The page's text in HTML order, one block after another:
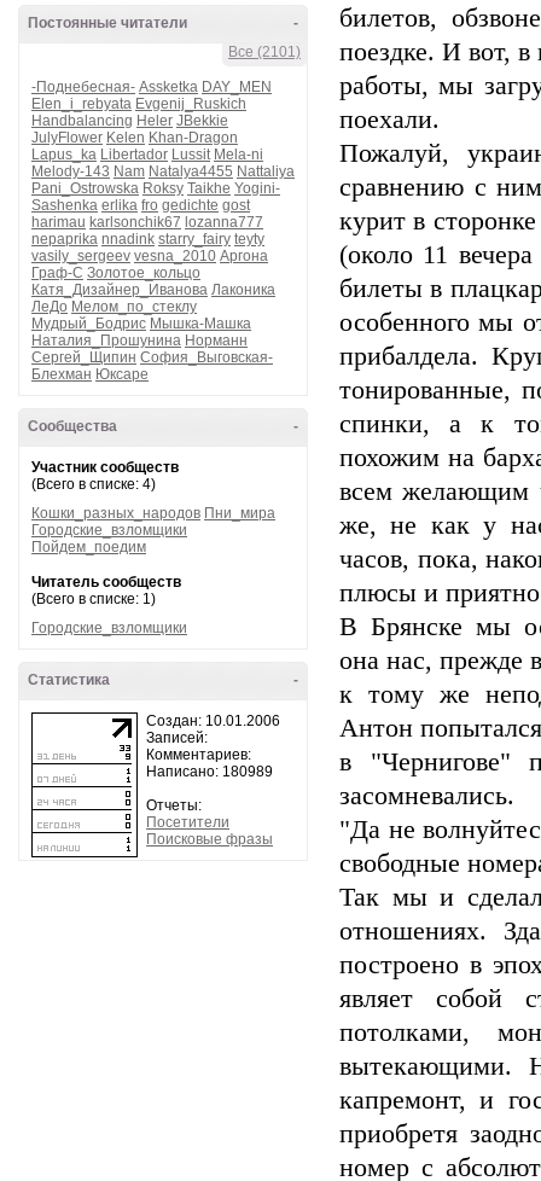
-
Постоянные читатели
Все (2101)
-Поднебесная- Assketka DAY_MEN
Elen_i_rebyata Evgenij_Ruskich
Handbalancing Heler JBekkie
JulyFlower Kelen Khan-Dragon
Lapus_ka Libertador Lussit Mela-ni
Melody-143 Nam Natalya4455 Nattaliya
Pani_Ostrowska Roksy Taikhe Yogini-
Sashenka erlika fro gedichte gost
harimau karlsonchik67 lozanna777
nepaprika nnadink starry_fairy teyty
vasily_sergeev vesna_2010 Аргона
Граф-С Золотое_кольцо
Катя_Дизайнер_Иванова Лаконика
ЛеДо Мелом_по_стеклу
Мудрый_Бодрис Мышка-Машка
Наталия_Прошунина Норманн
Сергей_Щипин София_Выговская-
Блехман Юксаре
-
Сообщества
Участник сообществ
(Всего в списке: 4)
Кошки_разных_народов Пни_мира
Городские_взломщики
Пойдем_поедим
Читатель сообществ
(Всего в списке: 1)
Городские_взломщики
-
Статистика
Создан: 10.01.2006
Записей:
Комментариев:
Написано: 180989
Отчеты:
Посетители
Поисковые фразы
билетов,
поездке. И вот,
работы, мы
поехали.
Пожалуй,
сравнению с
курит в
(около 11
билеты в
особенного мы
прибалдела.
тонированные,
спинки, а к
похожим на
всем желающим
же, не как у
часов, пока,
плюсы и
В Брянске мы
она нас, прежде
к тому же
Антон
в "Чернигове"
засомневались.
"Да не
свободные
Так мы и
отношениях.
построено в
являет собой
потолками,
вытекающими.
капремонт, и
приобретя
номер с